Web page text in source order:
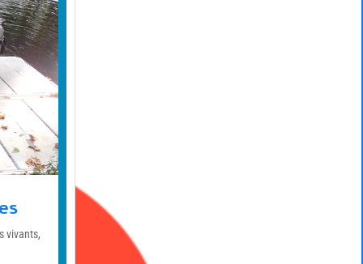
vivants,